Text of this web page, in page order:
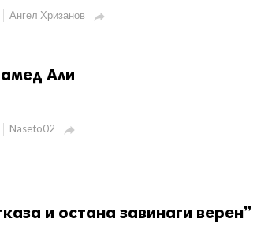
Ангел Хризанов 
Али
Naseto02 
и остана завинаги верен”